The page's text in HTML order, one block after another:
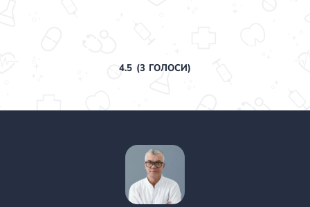
4.5(3ГОЛОСИ)